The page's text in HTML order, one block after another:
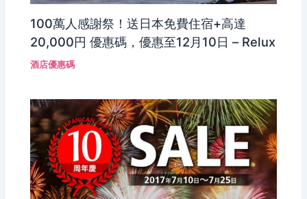
100萬人感謝祭！送日本免費住宿+高達
20,000円 優惠碼，優惠至12月10日 – Relux
酒店優惠碼